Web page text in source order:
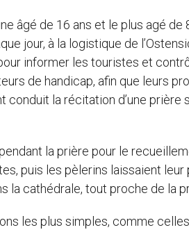
âgé de 16 ans et le plus agé
jour, à la logistique de
informer les touristes et
de handicap, afin que leurs
la récitation d’une prière
la prière pour le
puis les pèlerins laissaient
la cathédrale, tout proche de la
les plus simples, comme